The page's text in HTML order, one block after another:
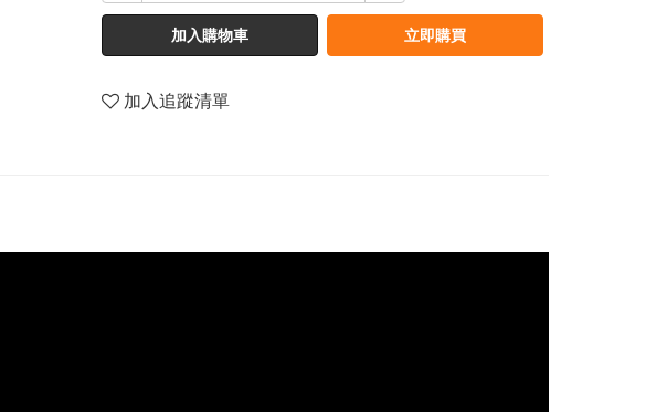
加入購物車 立即購買
加入追蹤清單